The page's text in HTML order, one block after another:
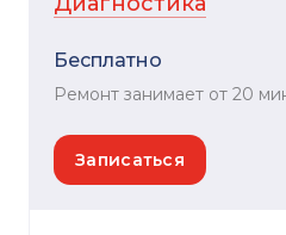
Бесплатно
Ремонт занимает от 20
Записаться